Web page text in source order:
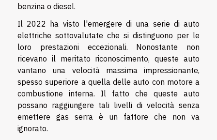
benzina o diesel.
Il 2022 ha visto l'emergere di una serie di auto
elettriche sottovalutate che si distinguono per le
loro prestazioni eccezionali. Nonostante non
ricevano il meritato riconoscimento, queste auto
vantano una velocità massima impressionante,
spesso superiore a quella delle auto con motore a
combustione interna. Il fatto che queste auto
possano raggiungere tali livelli di velocità senza
emettere gas serra è un fattore che non va
ignorato.